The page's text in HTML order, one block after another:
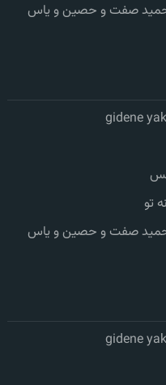
صفت و حصین و یاس
تو
صفت و حصین و یاس